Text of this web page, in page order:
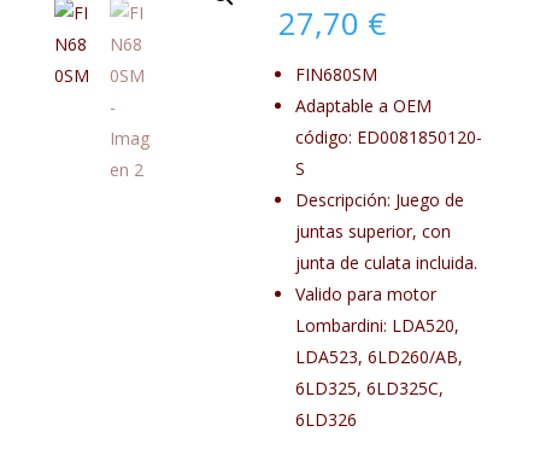
27,70 €
FIN680SM
Adaptable a OEM
código: ED0081850120-
S
Descripción: Juego de
juntas superior, con
junta de culata incluida.
Valido para motor
Lombardini: LDA520,
LDA523, 6LD260/AB,
6LD325, 6LD325C,
6LD326